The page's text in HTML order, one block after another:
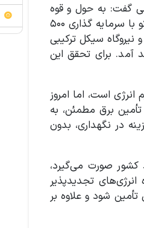
گفت: به حول و قوه
الهی، امروز شاهد کلنگ‌زنی احداث شهرک تخصصی انرژی با ظرفیت ۱۵۰۰ مگاوات در منطقه آزاد ماکو با سرمایه گذاری ۵۰۰
سیکل ترکیبی
آمد. برای تحقق این
است، اما امروز
تأمین برق مطمئن، به
در نگهداری، بدون
کشور صورت می‌گیرد،
تجدیدپذیر
شود و علاوه بر